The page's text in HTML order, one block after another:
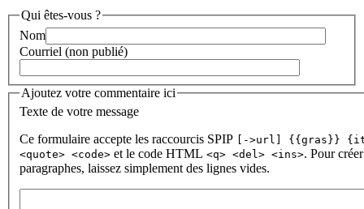
Qui êtes-vous ?
Nom
Courriel (non publié)
Ajoutez votre commentaire ici
Texte de votre message
Ce formulaire accepte les raccourcis SPIP
[->url] {{gras}}
<quote> <code> et le code HTML <q> <del> <ins>. Pour
paragraphes, laissez simplement des lignes vides.